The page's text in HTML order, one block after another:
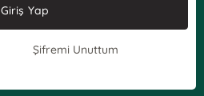
Giriş Yap
Şifremi Unuttum